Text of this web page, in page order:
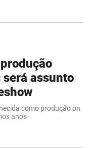
assunto
como produção on
anos